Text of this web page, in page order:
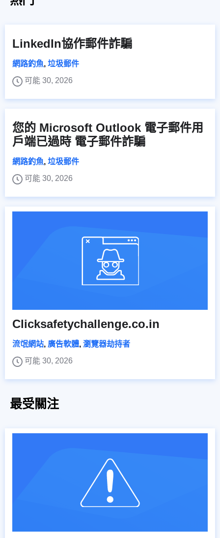
LinkedIn協作郵件詐騙
網路釣魚, 垃圾郵件
可能 30, 2026
您的 Microsoft Outlook 電子郵件用
戶端已過時 電子郵件詐騙
網路釣魚, 垃圾郵件
可能 30, 2026
Clicksafetychallenge.co.in
流氓網站, 廣告軟體, 瀏覽器劫持者
可能 30, 2026
最受關注